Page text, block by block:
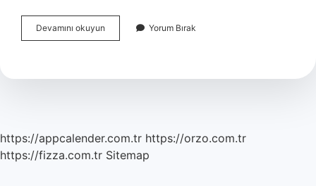
Devamını okuyun
Doğanay
Yorum Bırak
https://appcalender.com.tr https://orzo.com.tr
https://fizza.com.tr Sitemap